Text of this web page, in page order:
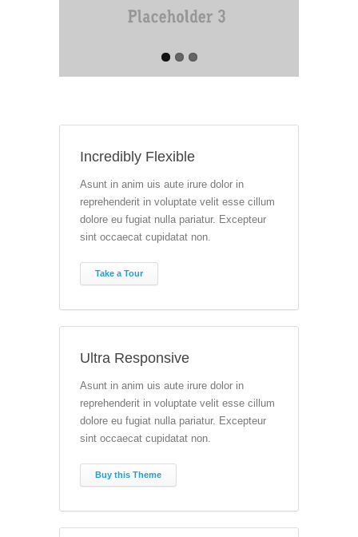
Incredibly Flexible
Asunt in anim uis aute irure dolor in
reprehenderit in voluptate velit esse cillum
dolore eu fugiat nulla pariatur. Excepteur
sint occaecat cupidatat non.
Take a Tour
Ultra Responsive
Asunt in anim uis aute irure dolor in
reprehenderit in voluptate velit esse cillum
dolore eu fugiat nulla pariatur. Excepteur
sint occaecat cupidatat non.
Buy this Theme